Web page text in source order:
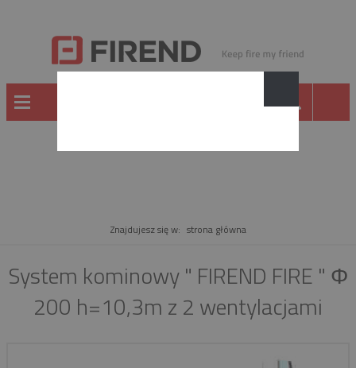
Znajdujesz się w: strona główna
System kominowy " FIREND FIRE " Φ
200 h=10,3m z 2 wentylacjami